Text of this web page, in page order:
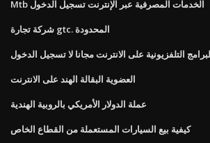
Mtb الخدمات المصرفية عبر الإنترنت تسجيل الدخول
شركة تجارة gtc. المحدودة
التلفزيونية على الانترنت مجانا لا تسجيل الدخول
العضوية البقالة الهند على الانترنت
عملة الدولار الأمريكي بالروبية الهندية
كيفية بيع السيارات المستعملة من القطاع الخاص